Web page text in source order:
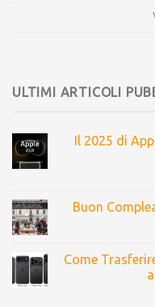
ULTIMI ARTICOLI
Il 2025 di
Buon
Come